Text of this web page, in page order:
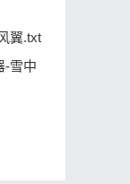
翼.txt
-雪中